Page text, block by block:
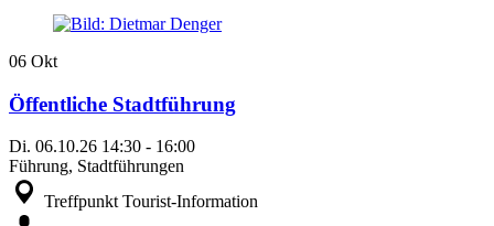
06 Okt
Öffentliche Stadtführung
Di. 06.10.26 14:30 - 16:00
Führung, Stadtführungen
Treffpunkt Tourist-Information